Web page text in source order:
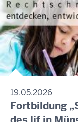
19.05.2026
Fortbildung